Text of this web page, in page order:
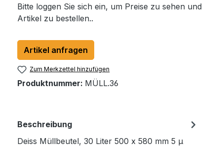
Bitte loggen Sie sich ein, um Preise zu sehen und
Artikel zu bestellen..
Artikel anfragen
Zum Merkzettel hinzufügen
Produktnummer: MÜLL.36
Beschreibung
Deiss Müllbeutel, 30 Liter 500 x 580 mm 5 µ